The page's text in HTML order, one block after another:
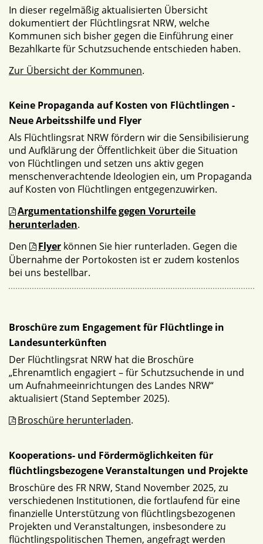
In dieser regelmäßig aktualisierten Übersicht
dokumentiert der Flüchtlingsrat NRW, welche
Kommunen sich bisher gegen die Einführung einer
Bezahlkarte für Schutzsuchende entschieden haben.
Zur Übersicht der Kommunen.
Keine Propaganda auf Kosten von Flüchtlingen -
Neue Arbeitsshilfe und Flyer
Als Flüchtlingsrat NRW fördern wir die Sensibilisierung
und Aufklärung der Öffentlichkeit über die Situation
von Flüchtlingen und setzen uns aktiv gegen
menschenverachtende Ideologien ein, um Propaganda
auf Kosten von Flüchtlingen entgegenzuwirken.
Argumentationshilfe gegen Vorurteile
herunterladen.
Den
Flyer können Sie hier runterladen. Gegen die
Übernahme der Portokosten ist er zudem kostenlos
bei uns bestellbar.
Broschüre zum Engagement für Flüchtlinge in
Landesunterkünften
Der Flüchtlingsrat NRW hat die Broschüre
„Ehrenamtlich engagiert – für Schutzsuchende in und
um Aufnahmeeinrichtungen des Landes NRW“
aktualisiert (Stand September 2025).
Broschüre herunterladen.
Kooperations- und Fördermöglichkeiten für
flüchtlingsbezogene Veranstaltungen und Projekte
Broschüre des FR NRW, Stand November 2025, zu
verschiedenen Institutionen, die fortlaufend für eine
finanzielle Unterstützung von flüchtlingsbezogenen
Projekten und Veranstaltungen, insbesondere zu
flüchtlingspolitischen Themen, angefragt werden